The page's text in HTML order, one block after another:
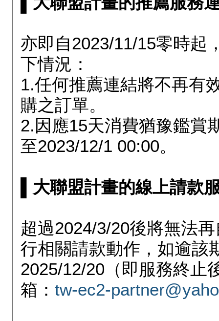
亦即自2023/11/15零時起
下情況：
1.任何推薦連結將不再有
購之訂單。
2.因應15天消費猶豫鑑賞
至2023/12/1 00:00。
▌大聯盟計畫的線上請款
超過2024/3/20後將無法
行相關請款動作，如逾該
2025/12/20（即服務終止
箱： tw-ec2-